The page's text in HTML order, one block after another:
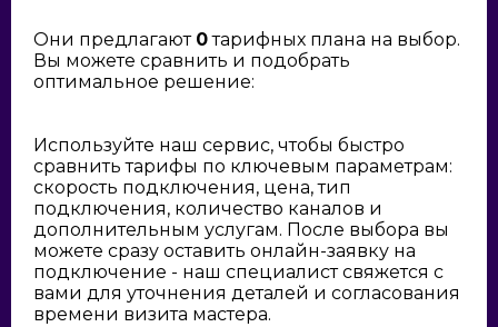
Они предлагают 0тарифных плана на выбор.
Вы можете сравнить и подобрать
оптимальное решение:
Используйте наш сервис, чтобы быстро
сравнить тарифы по ключевым параметрам:
скорость подключения, цена, тип
подключения, количество каналов и
дополнительным услугам. После выбора вы
можете сразу оставить онлайн-заявку на
подключение - наш специалист свяжется с
вами для уточнения деталей и согласования
времени визита мастера.